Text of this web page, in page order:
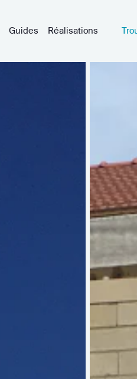
Guides Réalisations